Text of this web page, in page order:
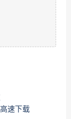
速下载